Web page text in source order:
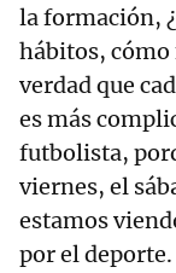
la formación,
hábitos, cómo
verdad que
es más
futbolista,
viernes, el
estamos
por el